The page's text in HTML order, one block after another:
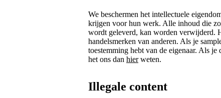
We beschermen het intellectuele
krijgen voor hun werk. Alle inhoud die
wordt geleverd, kan worden verwijderd.
handelsmerken van anderen. Als je
toestemming hebt van de eigenaar. Als
het ons dan hierweten.
Illegale content